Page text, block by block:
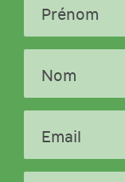
Prénom
Nom
Email